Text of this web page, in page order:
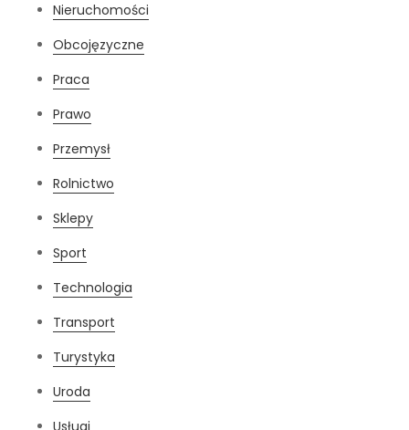
Nieruchomości
Obcojęzyczne
Praca
Prawo
Przemysł
Rolnictwo
Sklepy
Sport
Technologia
Transport
Turystyka
Uroda